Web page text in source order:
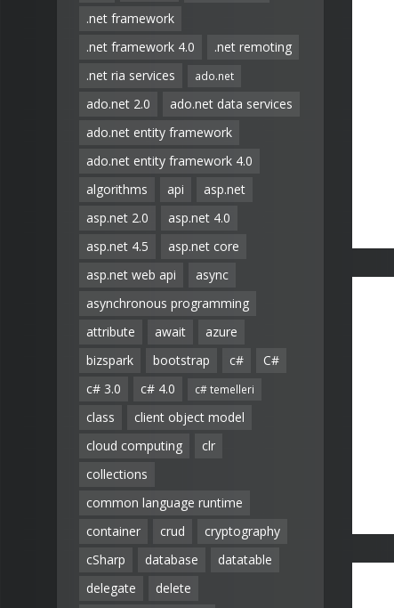
.net framework
.net framework 4.0
.net remoting
.net ria services
ado.net
ado.net 2.0
ado.net data services
ado.net entity framework
ado.net entity framework 4.0
algorithms
api
asp.net
asp.net 2.0
asp.net 4.0
asp.net 4.5
asp.net core
asp.net web api
async
asynchronous programming
attribute
await
azure
bizspark
bootstrap c#
C#
c# 3.0
c# 4.0 c# temelleri
class
client object model
cloud computing
clr
collections
common language runtime
container
crud
cryptography
cSharp
database
datatable
delegate
delete